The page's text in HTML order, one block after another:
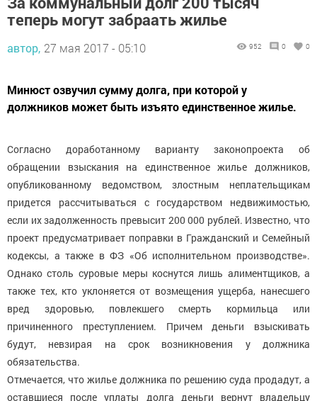
теперь могут забраать жилье
автор, 27 мая 2017 - 05:10 952 0 0
Минюст озвучил сумму долга, при которой у
должников может быть изъято единственное жилье.
Согласно доработанному варианту законопроекта об
обращении взыскания на единственное жилье должников,
опубликованному ведомством, злостным неплательщикам
придется рассчитываться с государством недвижимостью,
если их задолженность превысит 200 000 рублей. Известно, что
проект предусматривает поправки в Гражданский и Семейный
кодексы, а также в ФЗ «Об исполнительном производстве».
Однако столь суровые меры коснутся лишь алиментщиков, а
также тех, кто уклоняется от возмещения ущерба, нанесшего
вред здоровью, повлекшего смерть кормильца или
причиненного преступлением. Причем деньги взыскивать
будут, невзирая на срок возникновения у должника
обязательства.
Отмечается, что жилье должника по решению суда продадут, а
оставшиеся после уплаты долга деньги вернут владельцу